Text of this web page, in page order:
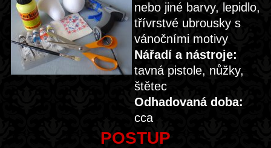
nebo jiné barvy, lepidlo,
třívrstvé ubrousky s
vánočními motivy
Nářadí a nástroje:
tavná pistole, nůžky,
štětec
Odhadovaná doba:
cca
POSTUP